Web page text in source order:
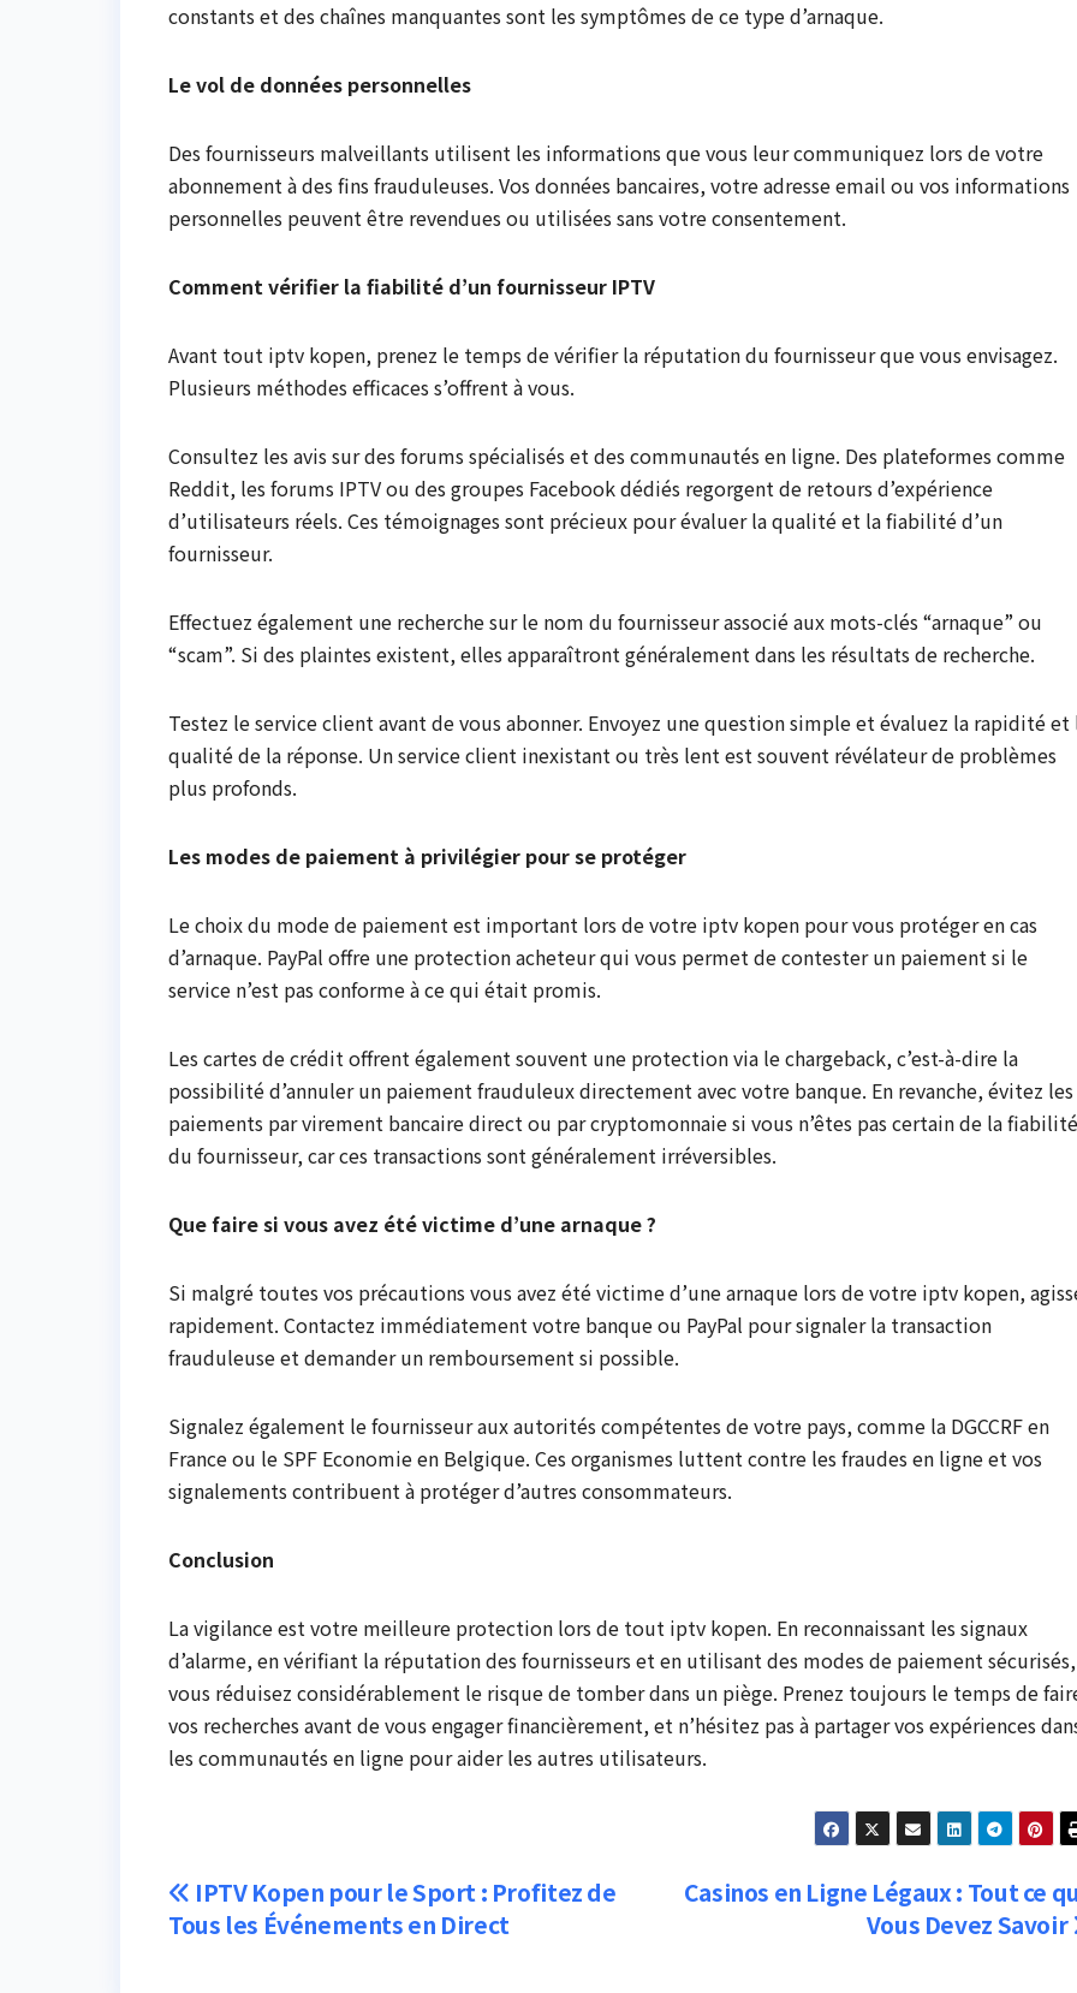
constants et des chaînes manquantes sont les symptômes de ce type d’arnaque.
Le vol de données personnelles
Des fournisseurs malveillants utilisent les informations que vous leur communiquez lors de votre
abonnement à des fins frauduleuses. Vos données bancaires, votre adresse email ou vos informations
personnelles peuvent être revendues ou utilisées sans votre consentement.
Comment vérifier la fiabilité d’un fournisseur IPTV
Avant tout iptv kopen, prenez le temps de vérifier la réputation du fournisseur que vous envisagez.
Plusieurs méthodes efficaces s’offrent à vous.
Consultez les avis sur des forums spécialisés et des communautés en ligne. Des plateformes comme
Reddit, les forums IPTV ou des groupes Facebook dédiés regorgent de retours d’expérience
d’utilisateurs réels. Ces témoignages sont précieux pour évaluer la qualité et la fiabilité d’un
fournisseur.
Effectuez également une recherche sur le nom du fournisseur associé aux mots-clés “arnaque” ou
“scam”. Si des plaintes existent, elles apparaîtront généralement dans les résultats de recherche.
Testez le service client avant de vous abonner. Envoyez une question simple et évaluez la rapidité et
qualité de la réponse. Un service client inexistant ou très lent est souvent révélateur de problèmes
plus profonds.
Les modes de paiement à privilégier pour se protéger
Le choix du mode de paiement est important lors de votre iptv kopen pour vous protéger en cas
d’arnaque. PayPal offre une protection acheteur qui vous permet de contester un paiement si le
service n’est pas conforme à ce qui était promis.
Les cartes de crédit offrent également souvent une protection via le chargeback, c’est-à-dire la
possibilité d’annuler un paiement frauduleux directement avec votre banque. En revanche, évitez les
paiements par virement bancaire direct ou par cryptomonnaie si vous n’êtes pas certain de la fiabilité
du fournisseur, car ces transactions sont généralement irréversibles.
Que faire si vous avez été victime d’une arnaque ?
Si malgré toutes vos précautions vous avez été victime d’une arnaque lors de votre iptv kopen,
rapidement. Contactez immédiatement votre banque ou PayPal pour signaler la transaction
frauduleuse et demander un remboursement si possible.
Signalez également le fournisseur aux autorités compétentes de votre pays, comme la DGCCRF en
France ou le SPF Economie en Belgique. Ces organismes luttent contre les fraudes en ligne et vos
signalements contribuent à protéger d’autres consommateurs.
Conclusion
La vigilance est votre meilleure protection lors de tout iptv kopen. En reconnaissant les signaux
d’alarme, en vérifiant la réputation des fournisseurs et en utilisant des modes de paiement sécurisés,
vous réduisez considérablement le risque de tomber dans un piège. Prenez toujours le temps de
vos recherches avant de vous engager financièrement, et n’hésitez pas à partager vos expériences
les communautés en ligne pour aider les autres utilisateurs.
Post
navigation
Casinos en Ligne Légaux : Tout ce
Vous Devez Savoir
IPTV Kopen pour le Sport : Profitez de
Tous les Événements en Direct